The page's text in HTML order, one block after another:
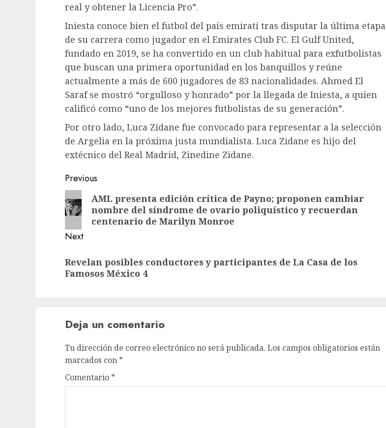
real y obtener la Licencia Pro”.
Iniesta conoce bien el futbol del país emiratí tras disputar la última etapa
de su carrera como jugador en el Emirates Club FC. El Gulf United,
fundado en 2019, se ha convertido en un club habitual para exfutbolistas
que buscan una primera oportunidad en los banquillos y reúne
actualmente a más de 600 jugadores de 83 nacionalidades. Ahmed El
Saraf se mostró “orgulloso y honrado” por la llegada de Iniesta, a quien
calificó como “uno de los mejores futbolistas de su generación”.
Por otro lado, Luca Zidane fue convocado para representar a la selección
de Argelia en la próxima justa mundialista. Luca Zidane es hijo del
extécnico del Real Madrid, Zinedine Zidane.
Previous
AML presenta edición crítica de Payno; proponen cambiar
nombre del síndrome de ovario poliquístico y recuerdan
centenario de Marilyn Monroe
Next
Revelan posibles conductores y participantes de La Casa de los
Famosos México 4
Deja un comentario
Tu dirección de correo electrónico no será publicada. Los campos obligatorios están
marcados con *
Comentario *